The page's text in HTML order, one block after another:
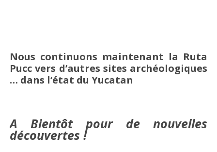
Nous continuons maintenant la Ruta
Pucc vers d’autres sites archéologiques
… dans l’état du Yucatan
A Bientôt pour de nouvelles
découvertes !